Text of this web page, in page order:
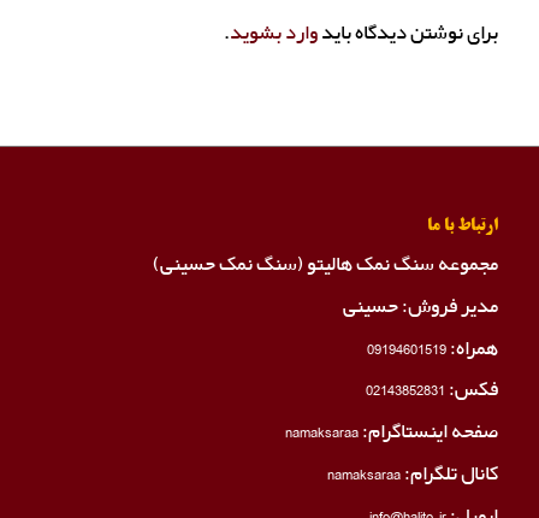
برای نوشتن دیدگاه بایدوارد بشوید.
ارتباط با ما
مجموعه سنگ نمک هالیتو (سنگ نمک حسینی)
مدیر فروش: حسینی
همراه:09194601519
فکس:02143852831
صفحه اینستاگرام:namaksaraa
کانال تلگرام:namaksaraa